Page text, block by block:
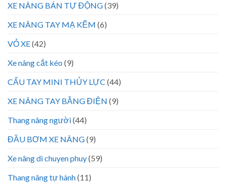
XE NÂNG BÁN TỰ ĐỘNG(39)
XE NÂNG TAY MẠ KẼM (6)
VỎ XE(42)
Xe nâng cắt kéo (9)
CẨU TAY MINI THỦY LỰC (44)
XE NÂNG TAY BẰNG ĐIỆN (9)
Thang nâng người(44)
ĐẦU BƠM XE NÂNG(9)
Xe nâng di chuyen phuy(59)
Thang nâng tự hành(11)